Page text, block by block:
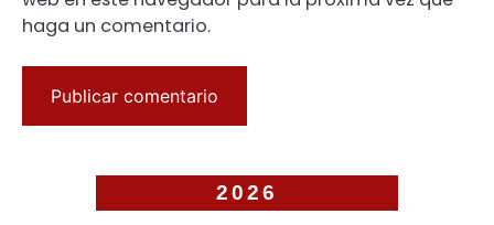
haga un comentario.
2026